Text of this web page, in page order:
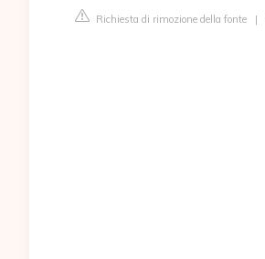
Richiesta di rimozione della fonte |